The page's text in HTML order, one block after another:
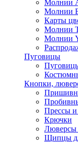
Молнии
Молнии
Карты
Молнии
Молнии
Пуговицы
Кнопки,
Прессы и
Крючки
Люверсы
Щипцы